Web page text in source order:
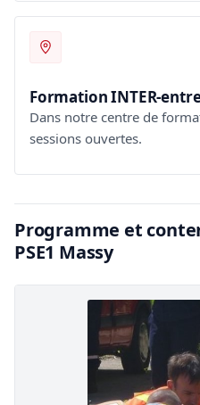
Formation INTER-
Dans notre centre de
sessions ouvertes.
Programme et
PSE1 Massy